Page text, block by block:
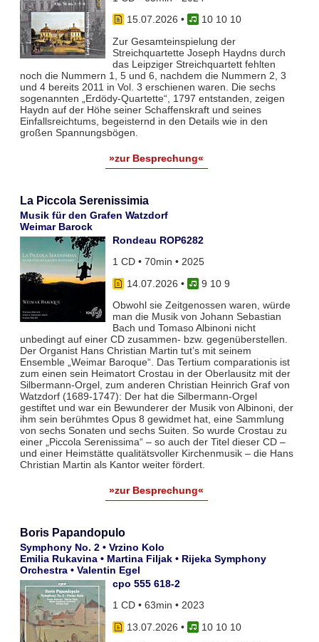
15.07.2026 •
10 10 10
Zur Gesamteinspielung der
Streichquartette Joseph Haydns durch
das Leipziger Streichquartett fehlten
noch die Nummern 1, 5 und 6, nachdem die Nummern 2, 3
und 4 bereits 2011 in Vol. 3 erschienen waren. Die sechs
sogenannten „Erdödy-Quartette“, 1797 entstanden, zeigen
Haydn auf der Höhe seiner Schaffenskraft und seines
Einfallsreichtums, begeisternd in den Details wie in den
großen Spannungsbögen.
»zur Besprechung«
La Piccola Serenissimia
Musik für den Grafen Watzdorf
Weimar Barock
Rondeau ROP6282
1 CD • 70min • 2025
14.07.2026 •
9 10 9
Obwohl sie Zeitgenossen waren, würde
man die Musik von Johann Sebastian
Bach und Tomaso Albinoni nicht
unbedingt auf einer CD zusammen- bzw. gegenüberstellen.
Der Organist Hans Christian Martin tut’s mit seinem
Ensemble „Weimar Baroque“. Das Tertium comparationis ist
zum einen sein Heimatort Crostau in der Oberlausitz mit der
Silbermann-Orgel, zum anderen Christian Heinrich Graf von
Watzdorf (1689-1747): Der hat die Silbermann-Orgel
gestiftet und war ein Bewunderer der Musik von Albinoni, der
ihm sein berühmtes Opus 8 gewidmet hat, eine Sammlung
von sechs Sonaten und sechs Suiten. So wurde Crostau zu
einer „Piccola Serenissima“ – so auch der Titel dieser CD –
und einer Heimstätte qualitätsvoller Kirchenmusik – die Hans
Christian Martin als Kantor weiter fördert.
»zur Besprechung«
Boris Papandopulo
Symphony No. 2 • Vrzino Kolo
Emilia Rukavina • Martina Filjak • Rijeka Symphony
Orchestra • Valentin Egel
cpo 555 618-2
1 CD • 63min • 2023
13.07.2026 •
10 10 10